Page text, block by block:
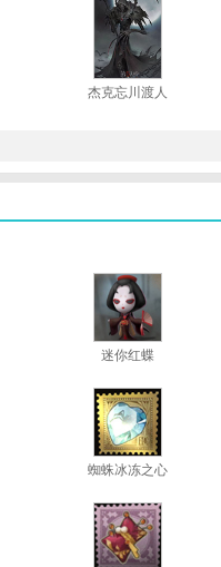
杰克忘川渡人
迷你红蝶
蜘蛛冰冻之心